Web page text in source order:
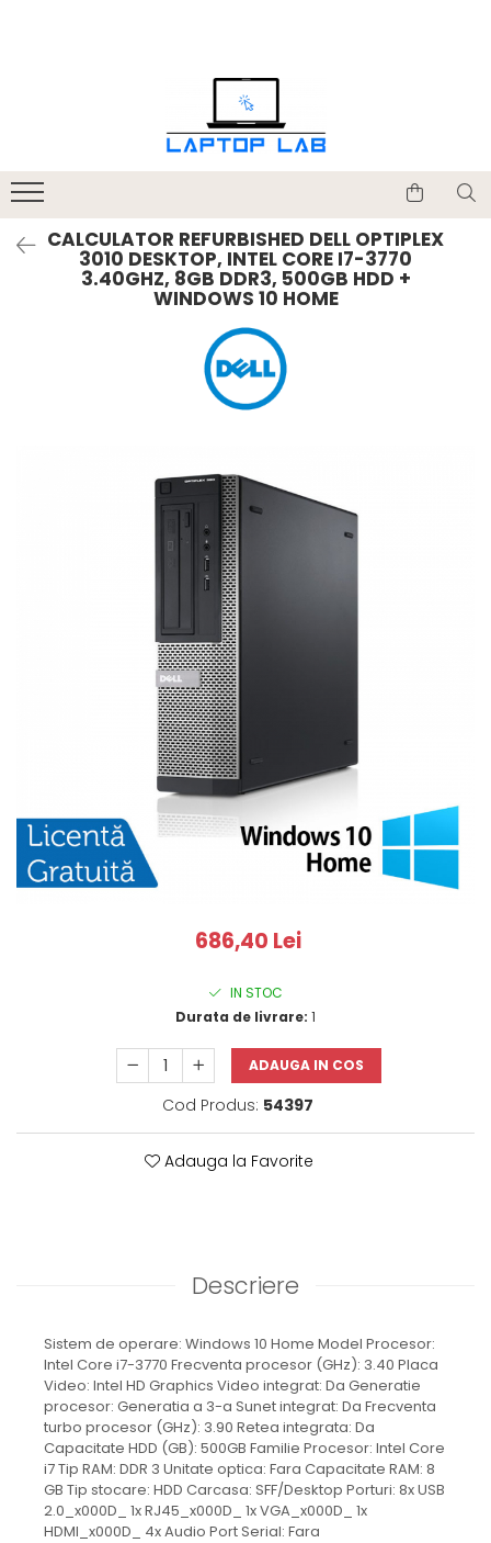
Încărcătoare
CALCULATOR REFURBISHED DELL OPTIPLEX
3010 DESKTOP, INTEL CORE I7-3770
3.40GHZ, 8GB DDR3, 500GB HDD +
WINDOWS 10 HOME
686,40 Lei
IN STOC
Durata de livrare: 1
ADAUGA IN COS
Cod Produs: 54397
Adauga la Favorite
Descriere
Sistem de operare: Windows 10 Home Model Procesor:
Intel Core i7-3770 Frecventa procesor (GHz): 3.40 Placa
Video: Intel HD Graphics Video integrat: Da Generatie
procesor: Generatia a 3-a Sunet integrat: Da Frecventa
turbo procesor (GHz): 3.90 Retea integrata: Da
Capacitate HDD (GB): 500GB Familie Procesor: Intel Core
i7 Tip RAM: DDR 3 Unitate optica: Fara Capacitate RAM: 8
GB Tip stocare: HDD Carcasa: SFF/Desktop Porturi: 8x USB
2.0_x000D_ 1x RJ45_x000D_ 1x VGA_x000D_ 1x
HDMI_x000D_ 4x Audio Port Serial: Fara